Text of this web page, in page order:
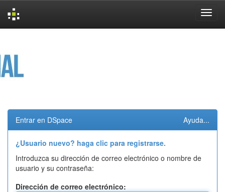
Entrar en DSpace Ayuda...
¿Usuario nuevo? haga clic para registrarse.
Introduzca su dirección de correo electrónico o nombre de
usuario y su contraseña:
Dirección de correo electrónico: